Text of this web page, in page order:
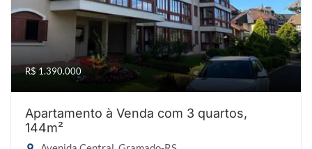
R$ 1.390.000
Apartamento à Venda com 3 quartos,
144m²